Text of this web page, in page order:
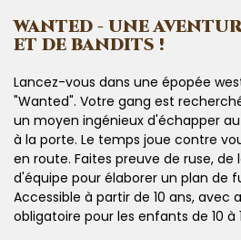
WANTED - UNE
ET DE BANDITS !
Lancez-vous dans une épopée
"Wanted". Votre gang est
un moyen ingénieux d'échapper
à la porte. Le temps joue contre
en route. Faites preuve de ruse, de
d'équipe pour élaborer un plan de
Accessible à partir de 10 ans,
obligatoire pour les enfants de 10 à